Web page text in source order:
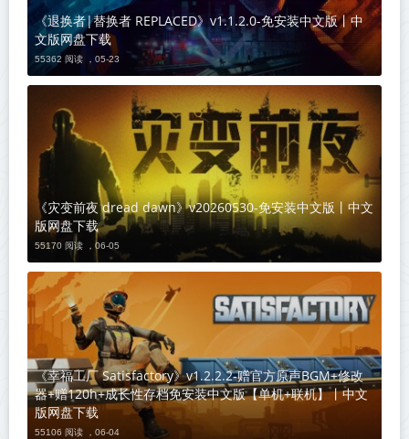
《退换者|替换者 REPLACED》v1.1.2.0-免安装中文版丨中
文版网盘下载
55362 阅读 ， 05-23
《灾变前夜 dread dawn》v20260530-免安装中文版丨中文
版网盘下载
55170 阅读 ， 06-05
《幸福工厂 Satisfactory》v1.2.2.2-赠官方原声BGM+修改
器+赠120h+成长性存档免安装中文版【单机+联机】丨中文
版网盘下载
55106 阅读 ， 06-04